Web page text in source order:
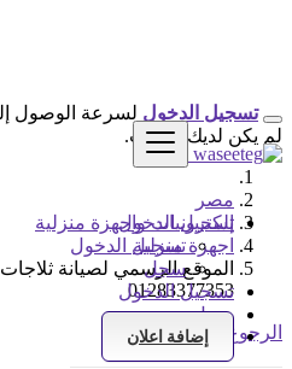
تسجيل الدخول
تسجيل الدخول
سجل
تسجيل الدخول
سجل
إضافة اعلان
تسجيل الدخول لسرعة الوصول
لم يكن لديك حساب.
مصر
إلكترونيات واجهزة منزلية
اجهزة منزلية
الموقع الرسمي لصيانة
01283377353
الرجوع إلى النتائج